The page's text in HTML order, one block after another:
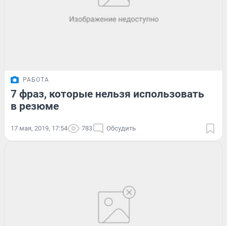
РАБОТА
7 фраз, которые нельзя использовать
в резюме
17 мая, 2019, 17:54 783 Обсудить